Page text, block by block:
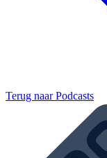
Terug naarPodcasts